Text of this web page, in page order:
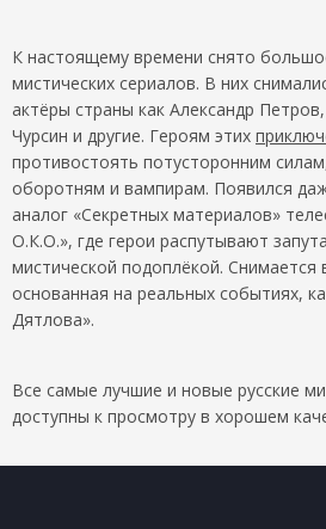
К настоящему времени снято
мистических сериалов. В них
актёры страны как Александр
Чурсин и другие. Героям этих
противостоять потусторонним
оборотням и вампирам. Появился
аналог «Секретных материалов»
О.К.О.», где герои распутывают
мистической подоплёкой. Снимается
основанная на реальных событиях,
Дятлова».
Все самые лучшие и новые русские
доступны к просмотру в хорошем